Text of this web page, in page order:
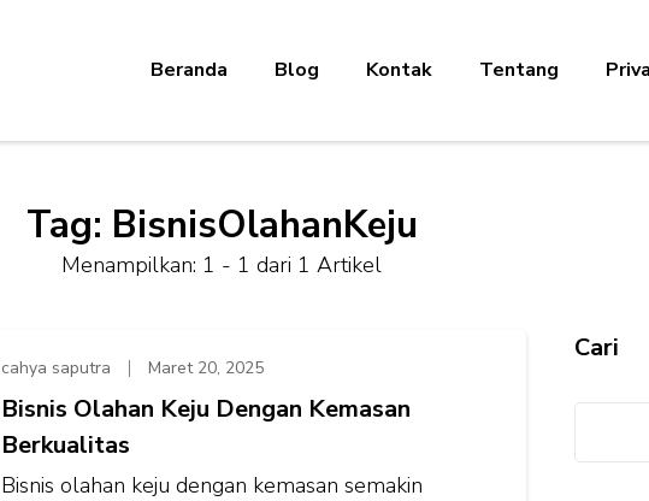
Beranda Blog Kontak Tentang
Tag: BisnisOlahanKeju
Menampilkan: 1 - 1 dari 1 Artikel
cahya saputra Maret 20, 2025
Bisnis Olahan Keju Dengan Kemasan
Berkualitas
Bisnis olahan keju dengan kemasan semakin
Cari